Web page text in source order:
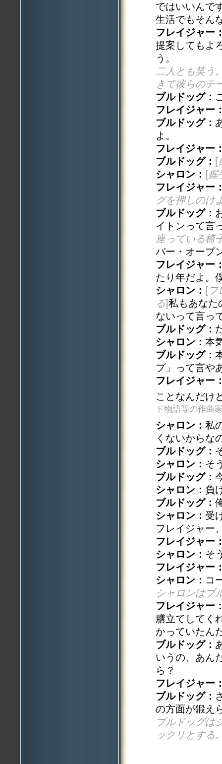
ではいいんで
生活でもそん
フレイジャー
提案してもよ
う。
二人とも笑う
きて彼らのテ
ブルドッグ：
フレイジャー
ブルドッグ：
よ。
フレイジャー
ブルドッグ： [
シャロン： [握
フレイジャー
グを押しのけ
ブルドッグ：
イトンって言
座っている椅
バー・オープ
フレイジャー
たり年だよ。
シャロン： [
る]私もあなた
ないって言っ
ブルドッグ：
シャロン： 本
ブルドッグ：
プ」って言や
フレイジャー
ことなんだけ
ド物語等の作曲
シャロン： 私
くないからな
ブルドッグ：
シャロン： そ
ブルドッグ：
シャロン： 負
ブルドッグ：
シャロン： 受
フレイジャー
フレイジャー
シャロン： そ
フレイジャー
シャロン： コ
シャロンはブ
フレイジャー
膳立てしてく
かっていたん
ブルドッグ：
いうの、あん
ら？
フレイジャー
ブルドッグ：
の方面が鍛え
ブルドッグは
ックリとする